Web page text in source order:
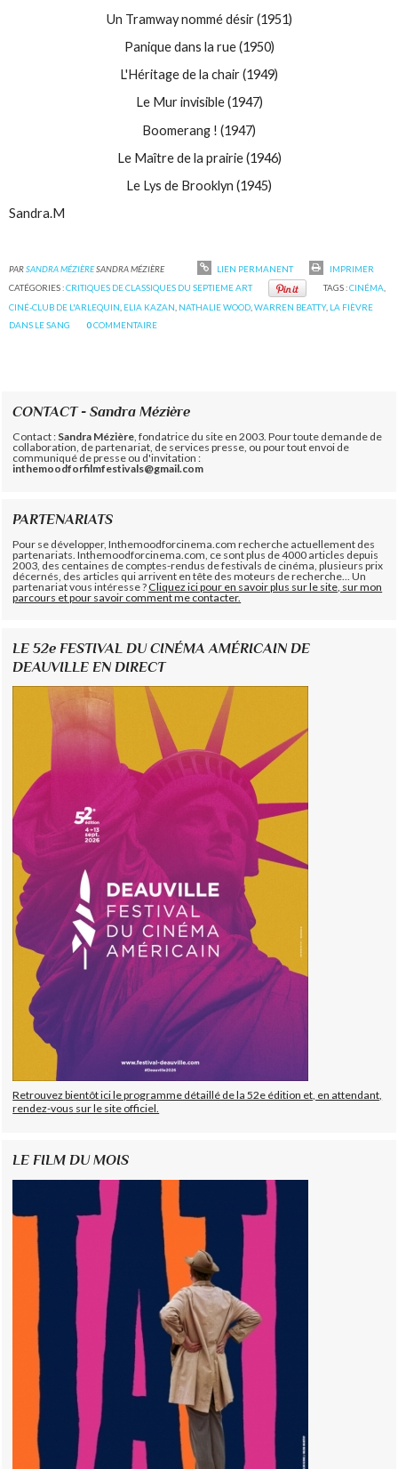
Un Tramway nommé désir (1951)
Panique dans la rue (1950)
L'Héritage de la chair (1949)
Le Mur invisible (1947)
Boomerang ! (1947)
Le Maître de la prairie (1946)
Le Lys de Brooklyn (1945)
Sandra.M
PARSANDRA MÉZIÈRESANDRA MÉZIÈRE LIEN PERMANENT
IMPRIMER
CATÉGORIES :CRITIQUES DE CLASSIQUES DU SEPTIEME ART TAGS :CINÉMA
CINÉ-CLUB DE L'ARLEQUIN ELIA KAZAN NATHALIE WOOD ,WARREN BEATTY, LA FIÈVRE
DANS LE SANG
0COMMENTAIRE
CONTACT - Sandra Mézière
Contact : Sandra Mézière , fondatrice du site en 2003. Pour toute demande de
collaboration, de partenariat, de services presse, ou pour tout envoi de
communiqué de presse ou d'invitation :
inthemoodforfilmfestivals@gmail.com
PARTENARIATS
Pour se développer, Inthemoodforcinema.com recherche actuellement des
partenariats. Inthemoodforcinema.com, ce sont plus de 4000 articles depuis
2003, des centaines de comptes-rendus de festivals de cinéma, plusieurs prix
décernés, des articles qui arrivent en tête des moteurs de recherche... Un
partenariat vous intéresse ?Cliquez ici pour en savoir plus sur le site, sur mon
parcours et pour savoir comment me contacter.
LE 52e FESTIVAL DU CINÉMA AMÉRICAIN DE
DEAUVILLE EN DIRECT
Retrouvez bientôt ici le programme détaillé de la 52e édition et, en attendant,
rendez-vous sur le site officiel.
LE FILM DU MOIS